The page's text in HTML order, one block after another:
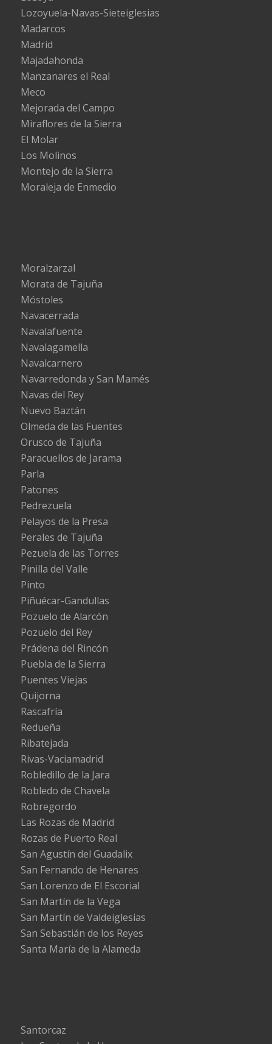
Lozoyuela-Navas-Sieteiglesias
Madarcos
Madrid
Majadahonda
Manzanares el Real
Meco
Mejorada del Campo
Miraflores de la Sierra
El Molar
Los Molinos
Montejo de la Sierra
Moraleja de Enmedio
Moralzarzal
Morata de Tajuña
Móstoles
Navacerrada
Navalafuente
Navalagamella
Navalcarnero
Navarredonda y San Mamés
Navas del Rey
Nuevo Baztán
Olmeda de las Fuentes
Orusco de Tajuña
Paracuellos de Jarama
Parla
Patones
Pedrezuela
Pelayos de la Presa
Perales de Tajuña
Pezuela de las Torres
Pinilla del Valle
Pinto
Piñuécar-Gandullas
Pozuelo de Alarcón
Pozuelo del Rey
Prádena del Rincón
Puebla de la Sierra
Puentes Viejas
Quijorna
Rascafría
Redueña
Ribatejada
Rivas-Vaciamadrid
Robledillo de la Jara
Robledo de Chavela
Robregordo
Las Rozas de Madrid
Rozas de Puerto Real
San Agustín del Guadalix
San Fernando de Henares
San Lorenzo de El Escorial
San Martín de la Vega
San Martín de Valdeiglesias
San Sebastián de los Reyes
Santa María de la Alameda
Santorcaz